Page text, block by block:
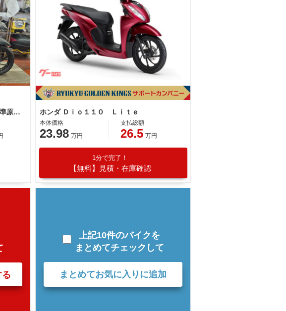
ホンダ Ｄｉｏ１１０ Ｌｉｔｅ 新基準原付 原付免許運転可能 ホンダ Ｄｉｏ１１０ Ｌｉｔｅ
本体価格
23.98 万円
支払総額
26.5 万円
1分で完了！
【無料】見積・在庫確認
る
上記10件のバイクを
まとめてチェックして
まとめてお気に入りに追加